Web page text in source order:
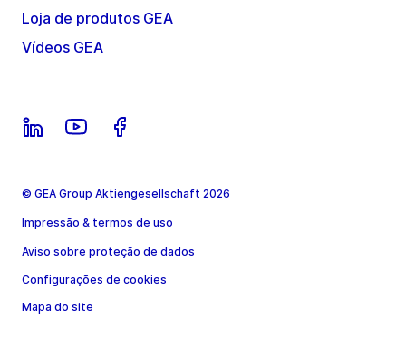
Loja de produtos GEA
Vídeos GEA
© GEA Group Aktiengesellschaft 2026
Impressão & termos de uso
Aviso sobre proteção de dados
Configurações de cookies
Mapa do site